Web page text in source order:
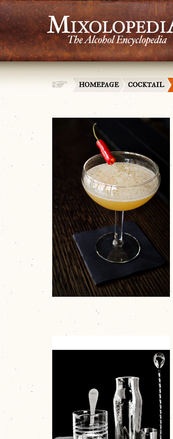
HOMEPAGE COCKTAIL